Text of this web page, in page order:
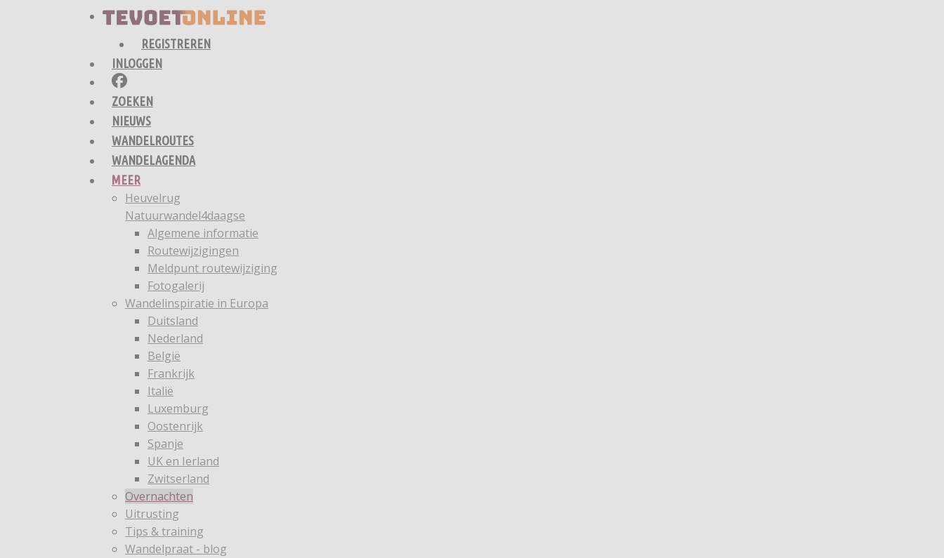
REGISTREREN
INLOGGEN
ZOEKEN
NIEUWS
WANDELROUTES
WANDELAGENDA
MEER
Heuvelrug
Natuurwandel4daagse
Algemene informatie
Routewijzigingen
Meldpunt routewijziging
Fotogalerij
Wandelinspiratie in Europa
Duitsland
Nederland
België
Frankrijk
Italië
Luxemburg
Oostenrijk
Spanje
UK en Ierland
Zwitserland
Overnachten
Uitrusting
Tips & training
Wandelpraat - blog